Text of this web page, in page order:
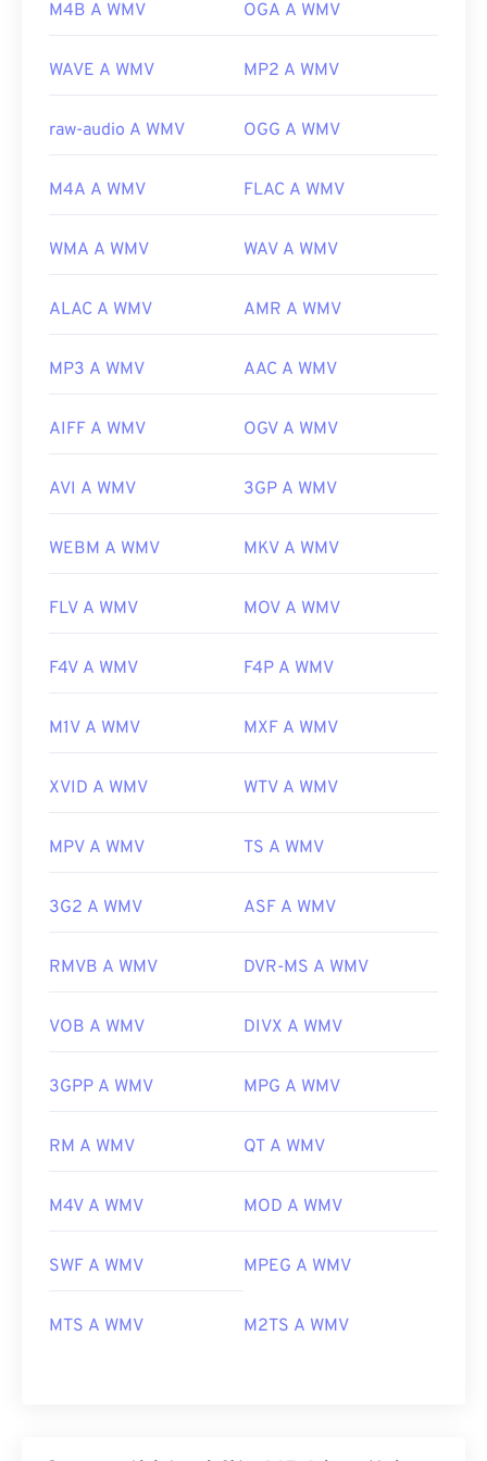
Link utili:
Versione iniziale:
https://en.wikipedia.org/wiki/
M4B A WMV OGA A WMV
WAVE A WMV MP2 A WMV
raw-audio A WMV OGG A WMV
M4A A WMV FLAC A WMV
WMA A WMV WAV A WMV
ALAC A WMV AMR A WMV
MP3 A WMV AAC A WMV
AIFF A WMV OGV A WMV
AVI A WMV 3GP A WMV
WEBM A WMV MKV A WMV
FLV A WMV MOV A WMV
F4V A WMV F4P A WMV
M1V A WMV MXF A WMV
XVID A WMV WTV A WMV
MPV A WMV TS A WMV
3G2 A WMV ASF A WMV
RMVB A WMV DVR-MS A WMV
VOB A WMV DIVX A WMV
3GPP A WMV MPG A WMV
RM A WMV QT A WMV
M4V A WMV MOD A WMV
SWF A WMV MPEG A WMV
MTS A WMV M2TS A WMV